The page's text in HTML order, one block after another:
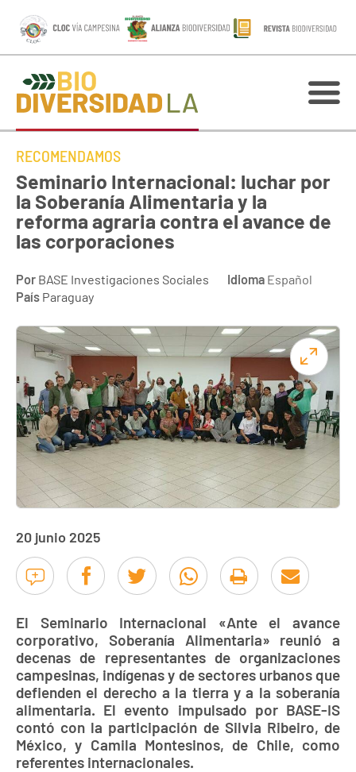
RECOMENDAMOS
Seminario Internacional: luchar por
la Soberanía Alimentaria y la
reforma agraria contra el avance de
las corporaciones
Por BASE Investigaciones Sociales Idioma Español
País Paraguay
20 junio 2025
El Seminario Internacional «Ante el avance
corporativo, Soberanía Alimentaria» reunió a
decenas de representantes de organizaciones
campesinas, indígenas y de sectores urbanos que
defienden el derecho a la tierra y a la soberanía
alimentaria. El evento impulsado por BASE-IS
contó con la participación de Silvia Ribeiro, de
México, y Camila Montesinos, de Chile, como
referentes internacionales.